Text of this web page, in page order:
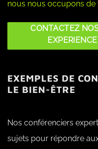
nous nous occupons de
CONTACTEZ
EXEMPLES DE
LE BIEN-ÊTRE
Nos conférenciers
sujets pour répondre